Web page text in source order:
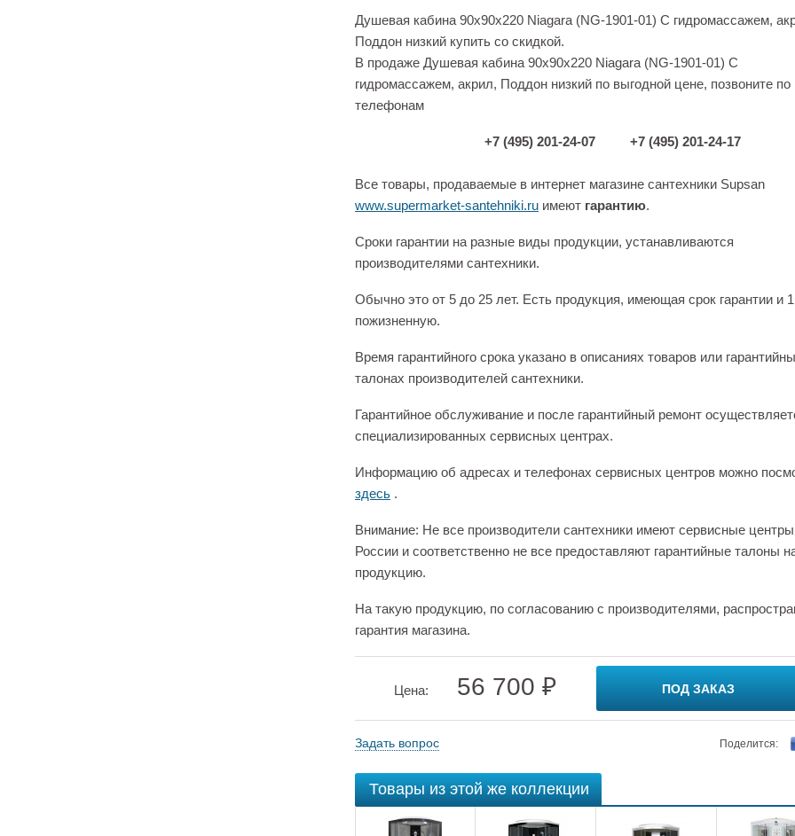
Душевая кабина 90x90x220 Niagara (NG-1901-01) С гидромассажем,
Поддон низкий купить со скидкой.
В продаже Душевая кабина 90x90x220 Niagara (NG-1901-01) С
гидромассажем, акрил, Поддон низкий по выгодной цене, позвоните по
телефонам
+7 (495) 201-24-07 +7 (495) 201-24-17
Все товары, продаваемые в интернет магазине сантехники Supsan
www.supermarket-santehniki.ru имеют гарантию.
Сроки гарантии на разные виды продукции, устанавливаются
производителями сантехники.
Обычно это от 5 до 25 лет. Есть продукция, имеющая срок гарантии и 1
пожизненную.
Время гарантийного срока указано в описаниях товаров или
талонах производителей сантехники.
Гарантийное обслуживание и после гарантийный ремонт
специализированных сервисных центрах.
Информацию об адресах и телефонах сервисных центров можно
здесь .
Внимание: Не все производители сантехники имеют сервисные
России и соответственно не все предоставляют гарантийные талоны
продукцию.
На такую продукцию, по согласованию с производителями,
гарантия магазина.
Цена: 56 700 ₽ ПОД ЗАКАЗ
Задать вопрос Поделится:
Товары из этой же коллекции